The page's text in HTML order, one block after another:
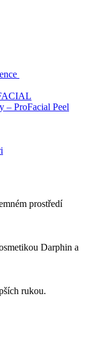
– ProFacial Peel
prostředí
Darphin a
rukou.